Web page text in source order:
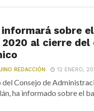
informará sobre
2020 al cierre del
REDACCIÓN 12 ENERO,
Consejo de
ha informado sobre el